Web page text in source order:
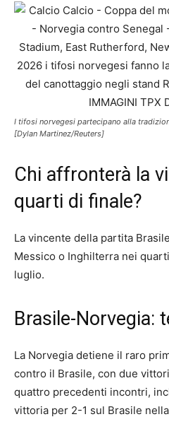
I tifosi norvegesi partecipano alla
[Dylan Martinez/Reuters]
Chi affronterà la
quarti di finale?
La vincente della partita
Messico o Inghilterra nei
luglio.
Brasile-Norvegia:
La Norvegia detiene il raro
contro il Brasile, con due
quattro precedenti incontri,
vittoria per 2-1 sul Brasile